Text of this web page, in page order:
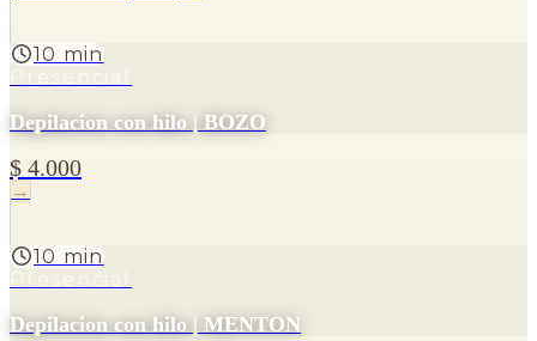
10 min
Depilacion con hilo | BOZO
$ 4.000
→
10 min
Depilacion con hilo | MENTON